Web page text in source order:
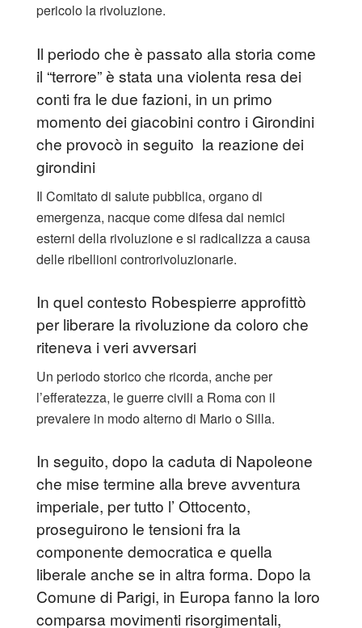
pericolo la rivoluzione.
Il periodo che è passato alla storia come
il “terrore” è stata una violenta resa dei
conti fra le due fazioni, in un primo
momento dei giacobini contro i Girondini
che provocò in seguito la reazione dei
girondini
Il Comitato di salute pubblica, organo di
emergenza, nacque come difesa dai nemici
esterni della rivoluzione e si radicalizza a causa
delle ribellioni controrivoluzionarie.
In quel contesto Robespierre approfittò
per liberare la rivoluzione da coloro che
riteneva i veri avversari
Un periodo storico che ricorda, anche per
l’efferatezza, le guerre civili a Roma con il
prevalere in modo alterno di Mario o Silla.
In seguito, dopo la caduta di Napoleone
che mise termine alla breve avventura
imperiale, per tutto l’ Ottocento,
proseguirono le tensioni fra la
componente democratica e quella
liberale anche se in altra forma. Dopo la
Comune di Parigi, in Europa fanno la loro
comparsa movimenti risorgimentali,